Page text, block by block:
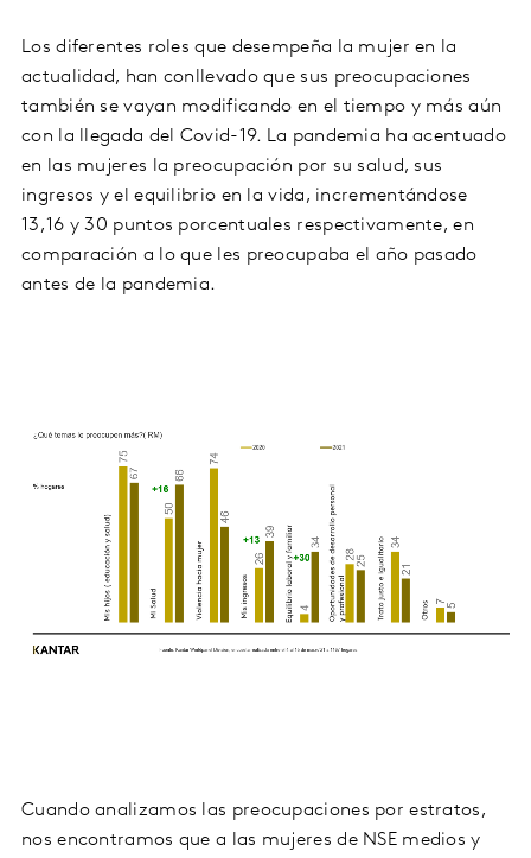
Los diferentes roles que desempeña la mujer en la
actualidad, han conllevado que sus preocupaciones
también se vayan modificando en el tiempo y más aún
con la llegada del Covid-19. La pandemia ha acentuado
en las mujeres la preocupación por su salud, sus
ingresos y el equilibrio en la vida, incrementándose
13,16 y 30 puntos porcentuales respectivamente, en
comparación a lo que les preocupaba el año pasado
antes de la pandemia.
Cuando analizamos las preocupaciones por estratos,
nos encontramos que a las mujeres de NSE medios y